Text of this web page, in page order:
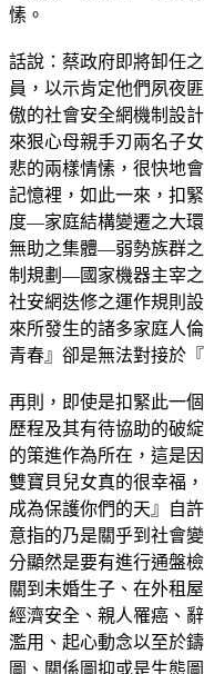
愫。
話說：蔡政府即將卸任
員，以示肯定他們夙夜
傲的社會安全網機制設
來狠心母親手刃兩名子
悲的兩樣情愫，很快地
記憶裡，如此一來，扣
度—家庭結構變遷之大
無助之集體—弱勢族群
制規劃—國家機器主宰
社安網迭修之運作規則
來所發生的諸多家庭人
青春』卻是無法對接於
再則，即使是扣緊此一
歷程及其有待協助的破
的策進作為所在，這是
雙寶貝兒女真的很幸福
成為保護你們的天』自
意指的乃是關乎到社會
分顯然是要有進行通盤
關到未婚生子、在外租
經濟安全、親人罹癌、
濫用、起心動念以至於
圖、關係圖抑或是生態